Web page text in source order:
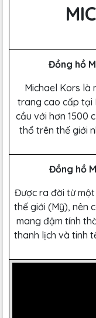
Đồng hồ
Michael Kors là
trang cao cấp tại
cầu với hơn 1500
thổ trên thế giới
Đồng hồ
Được ra đời từ
thế giới (Mỹ), nên
mang đậm tính
thanh lịch và tinh